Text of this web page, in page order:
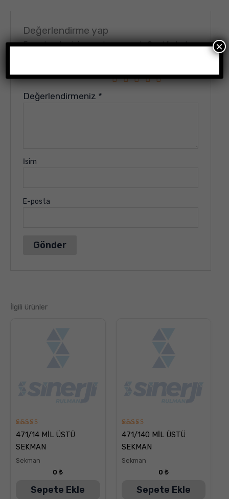
Değerlendirme yap
E-posta adresiniz yayınlanmayacak. Gerekli alanlar
Derecelendirmeniz*
Değerlendirmeniz *
İsim
E-posta
İlgili ürünler
5
üzerinden
5.00
oy aldı
471/14 MİL ÜSTÜ
SEKMAN
Sekman
0₺
Sepete Ekle
5
üzerinden
5.00
oy aldı
471/140 MİL ÜSTÜ
SEKMAN
Sekman
0 ₺
Sepete Ekle
×